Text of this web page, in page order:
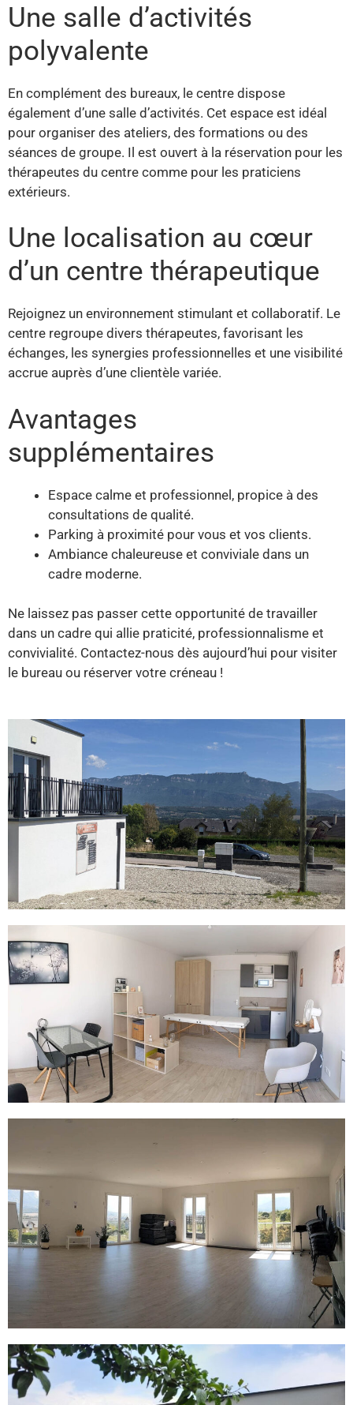
Une salle d’activités
polyvalente
En complément des bureaux, le centre dispose
également d’une salle d’activités. Cet espace est idéal
pour organiser des ateliers, des formations ou des
séances de groupe. Il est ouvert à la réservation pour les
thérapeutes du centre comme pour les praticiens
extérieurs.
Une localisation au cœur
d’un centre thérapeutique
Rejoignez un environnement stimulant et collaboratif. Le
centre regroupe divers thérapeutes, favorisant les
échanges, les synergies professionnelles et une visibilité
accrue auprès d’une clientèle variée.
Avantages
supplémentaires
Espace calme et professionnel, propice à des
consultations de qualité.
Parking à proximité pour vous et vos clients.
Ambiance chaleureuse et conviviale dans un
cadre moderne.
Ne laissez pas passer cette opportunité de travailler
dans un cadre qui allie praticité, professionnalisme et
convivialité. Contactez-nous dès aujourd’hui pour visiter
le bureau ou réserver votre créneau !